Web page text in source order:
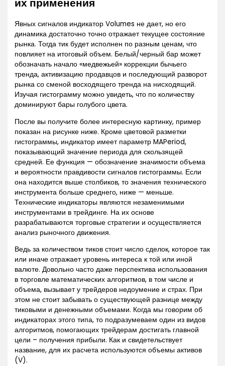
Явных сигналов индикатор Volumes не дает, но его
динамика достаточно точно отражает текущее состояние
рынка. Тогда тик будет исполнен по разным ценам, что
повлияет на итоговый объем. Белый/черный бар может
обозначать начало «медвежьей» коррекции бычьего
тренда, активизацию продавцов и последующий разворот
рынка со сменой восходящего тренда на нисходящий.
Изучая гистограмму можно увидеть, что по количеству
доминируют бары голубого цвета.
После вы получите более интересную картинку, пример
показан на рисунке ниже. Кроме цветовой разметки
гистограммы, индикатор имеет параметр MAPeriod,
показывающий значение периода для скользящей
средней. Ее функция — обозначение значимости объема
и вероятности правдивости сигналов гистограммы. Если
она находится выше столбиков, то значения технического
инструмента больше среднего, ниже — меньше.
Технические индикаторы являются незаменимыми
инструментами в трейдинге. На их основе
разрабатываются торговые стратегии и осуществляется
анализ рыночного движения.
Ведь за количеством тиков стоит число сделок, которое так
или иначе отражает уровень интереса к той или иной
валюте. Довольно часто даже перспектива использования
в торговле математических алгоритмов, в том числе и
объема, вызывает у трейдеров недоумение и страх. При
этом не стоит забывать о существующей разнице между
тиковыми и денежными объемами. Когда мы говорим об
индикаторах этого типа, то подразумеваем один из видов
алгоритмов, помогающих трейдерам достигать главной
цели – получения прибыли. Как и свидетельствует
название, для их расчета используются объемы активов
(V).